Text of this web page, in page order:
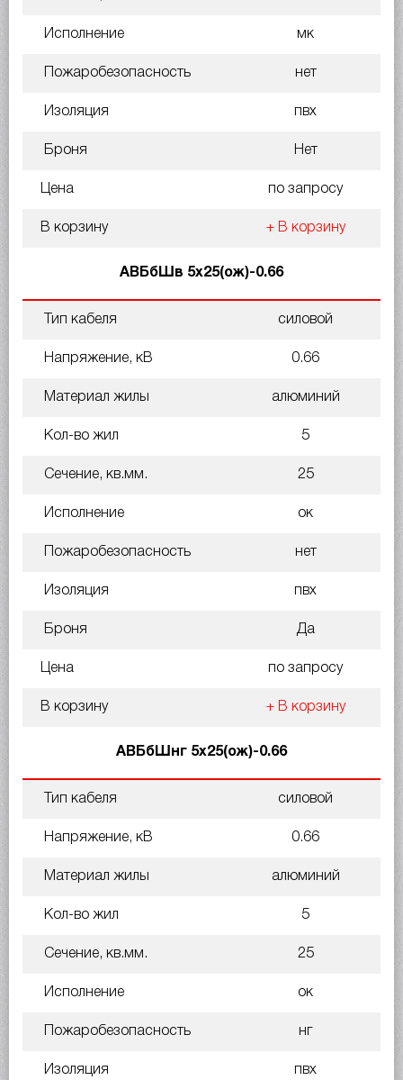
Исполнение мк
Пожаробезопасность нет
Изоляция пвх
Броня Нет
Цена по запросу
В корзину + В корзину
АВБбШв 5х25(ож)-0.66
Тип кабеля силовой
Напряжение, кВ 0.66
Материал жилы алюминий
Кол-во жил 5
Сечение, кв.мм. 25
Исполнение ок
Пожаробезопасность нет
Изоляция пвх
Броня Да
Цена по запросу
В корзину + В корзину
АВБбШнг 5х25(ож)-0.66
Тип кабеля силовой
Напряжение, кВ 0.66
Материал жилы алюминий
Кол-во жил 5
Сечение, кв.мм. 25
Исполнение ок
Пожаробезопасность нг
Изоляция пвх